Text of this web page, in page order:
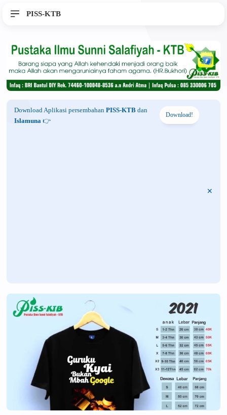
PISS-KTB
Download Aplikasi persembahan PISS-KTB dan
Islamuna 👉
Download!